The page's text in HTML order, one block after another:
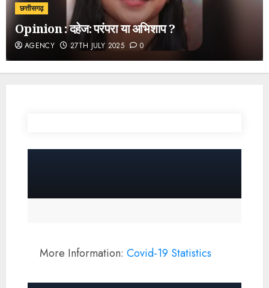
छत्तीसगढ़
Opinion : दहेज: परंपरा या अभिशाप ?
AGENCY 27TH JULY 2025 0
More Information: Covid-19 Statistics